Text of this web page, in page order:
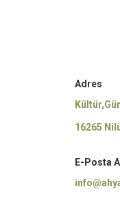
Adres
16265
E-Posta